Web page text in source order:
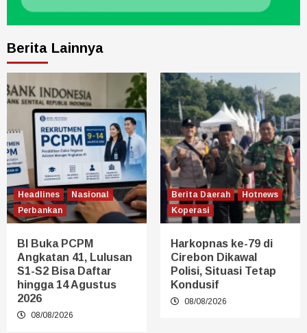
Berita Lainnya
Headlines
Nasional
Perbankan
BI Buka PCPM
Angkatan 41, Lulusan
S1-S2 Bisa Daftar
hingga 14 Agustus
2026
08/08/2026
Berita Daerah
Hotnews
Koperasi
Harkopnas ke-79 di
Cirebon Dikawal
Polisi, Situasi Tetap
Kondusif
08/08/2026